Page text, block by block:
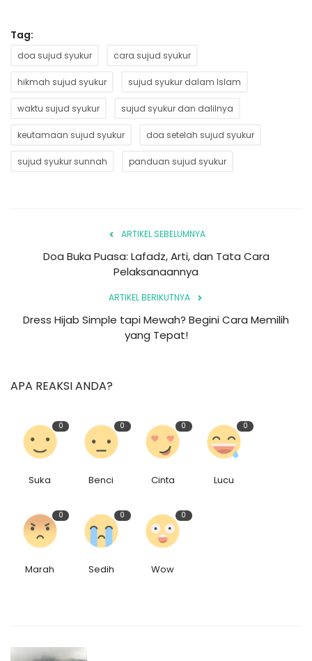
Tag:
doa sujud syukur cara sujud syukur
hikmah sujud syukur sujud syukur dalam Islam
waktu sujud syukur sujud syukur dan dalilnya
keutamaan sujud syukur doa setelah sujud syukur
sujud syukur sunnah panduan sujud syukur
ARTIKEL SEBELUMNYA
Doa Buka Puasa: Lafadz, Arti, dan Tata Cara
Pelaksanaannya
ARTIKEL BERIKUTNYA
Dress Hijab Simple tapi Mewah? Begini Cara Memilih
yang Tepat!
APA REAKSI ANDA?
0
Suka
0
Benci
0
Cinta
0
Lucu
0
Marah
0
Sedih
0
Wow